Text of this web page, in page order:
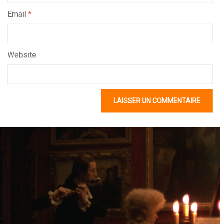
Email *
Website